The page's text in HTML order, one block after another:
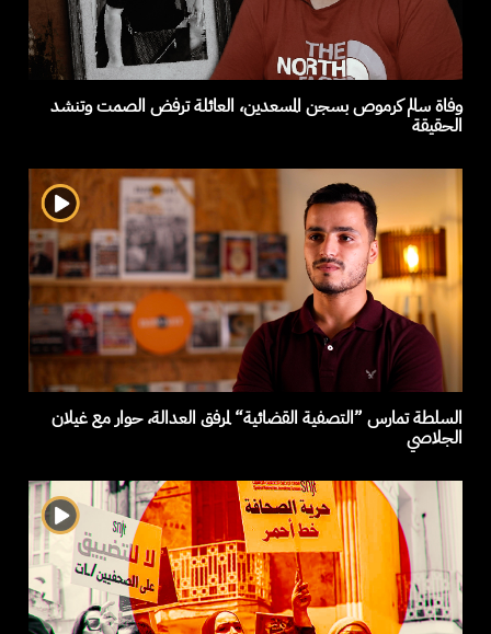
وفاة سالم كرموص بسجن المسعدين، العائلة ترفض الصمت وتنشد
الحقيقة
السلطة تمارس ”التصفية القضائية“ لمرفق العدالة، حوار مع غيلان
الجلاصي